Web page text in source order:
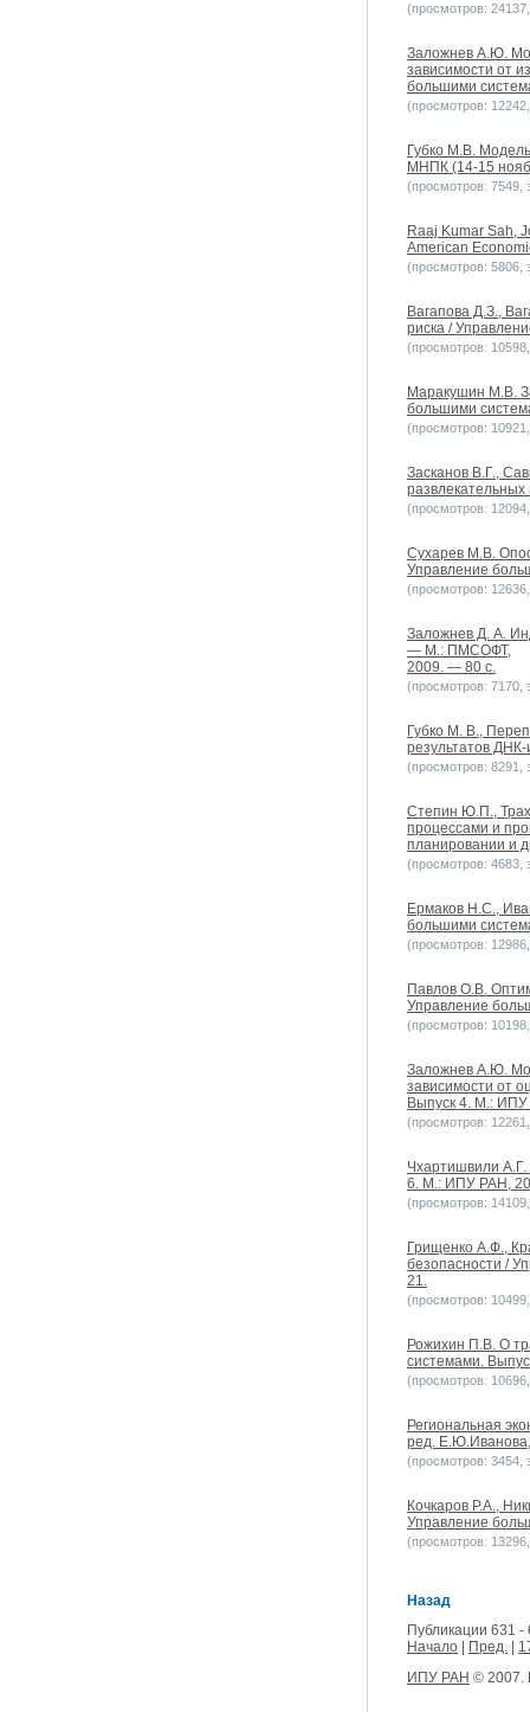
(просмотров:
Заложнев А.Ю.
зависимости от
большими
(просмотров:
Губко М.В.
МНПК (14-15
(просмотров: 7549,
Raaj Kumar Sah,
American
(просмотров: 5806,
Вагапова Д.З.,
риска /
(просмотров:
Маракушин М.В.
большими
(просмотров:
Засканов В.Г.,
(просмотров:
Сухарев М.В.
Управление
(просмотров:
Заложнев Д. А.
— М.: ПМСОФТ,
2009. — 80 с.
(просмотров: 7170,
Губко М. В.,
результатов
(просмотров: 8291,
Степин Ю.П.,
процессами и
планировании и
(просмотров: 4683,
Ермаков Н.С.,
большими
(просмотров:
Павлов О.В.
Управление
(просмотров:
Заложнев А.Ю.
зависимости от
Выпуск 4. М.:
(просмотров:
Чхартишвили А.Г.
6. М.: ИПУ РАН,
(просмотров:
Грищенко А.Ф.,
безопасности /
21.
(просмотров:
Рожихин П.В. О
системами.
(просмотров:
Региональная
ред.
(просмотров: 3454,
Кочкаров Р.А.,
Управление
(просмотров:
Назад
Публикации 631 -
Начало
Пред.
ИПУ РАН © 2007.